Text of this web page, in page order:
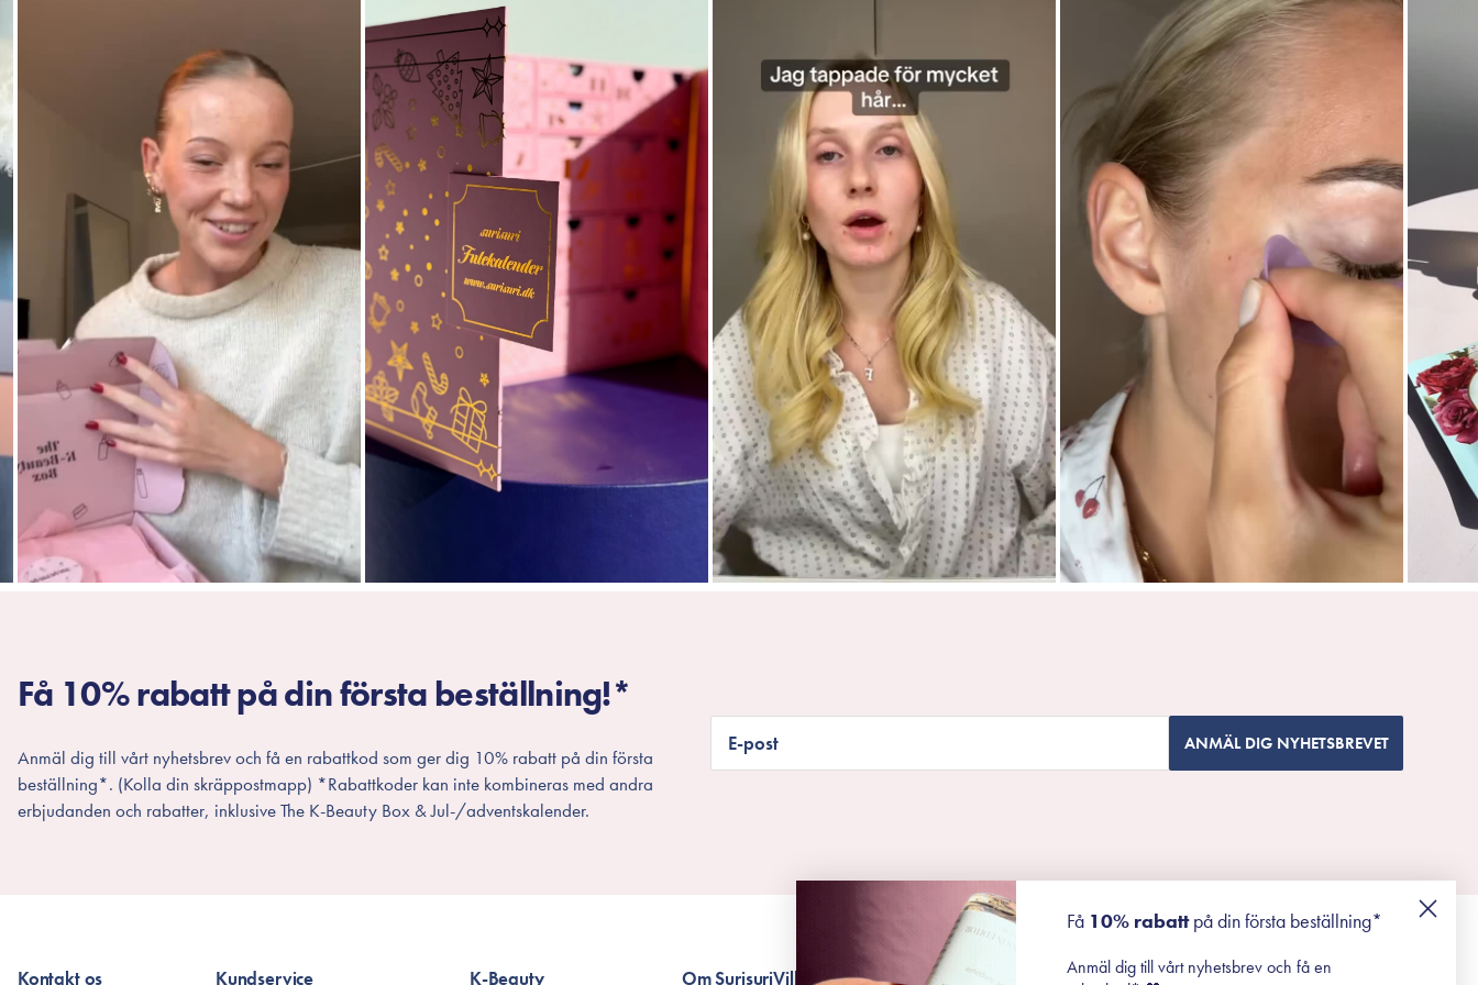
Få 10% rabatt på din första beställning!*
Anmäl dig till vårt nyhetsbrev och få en rabattkod som ger dig 10% rabatt på din första
beställning*. (Kolla din skräppostmapp) *Rabattkoder kan inte kombineras med andra
erbjudanden och rabatter, inklusive The K-Beauty Box & Jul-/adventskalender.
E-post ANMÄL DIG NYHETSBREVET
Kontakt os Kundservice K-Beauty Om SurisuriVillkor
Få 10% rabattpå din första beställning*
Anmäl dig till vårt nyhetsbrev och få en